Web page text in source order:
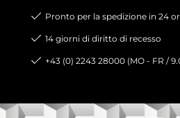
Pronto per la spedizione in 24
14 giorni di diritto di recesso
+43 (0) 2243 28000 (MO - FR /